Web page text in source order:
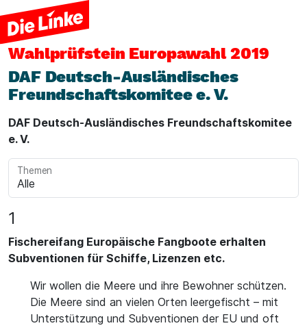
Wahlprüfstein Europawahl 2019
DAF Deutsch-Ausländisches
Freundschaftskomitee e. V.
DAF Deutsch-Ausländisches Freundschaftskomitee
e. V.
Themen
1
Fischereifang Europäische Fangboote erhalten
Subventionen für Schiffe, Lizenzen etc.
Wir wollen die Meere und ihre Bewohner schützen.
Die Meere sind an vielen Orten leergefischt – mit
Unterstützung und Subventionen der EU und oft